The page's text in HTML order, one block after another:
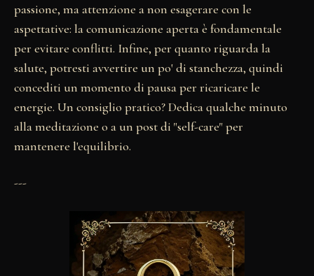
passione, ma attenzione a non esagerare con le
aspettative: la comunicazione aperta è fondamentale
per evitare conflitti. Infine, per quanto riguarda la
salute, potresti avvertire un po' di stanchezza, quindi
concediti un momento di pausa per ricaricare le
energie. Un consiglio pratico? Dedica qualche minuto
alla meditazione o a un post di "self-care" per
mantenere l'equilibrio.
---